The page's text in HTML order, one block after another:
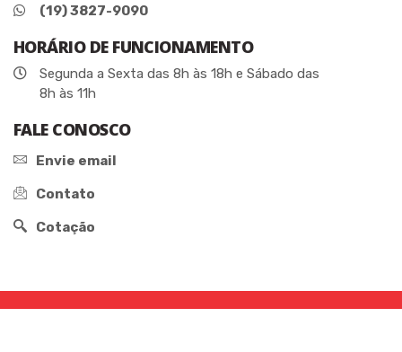
(19) 3827-9090
HORÁRIO DE FUNCIONAMENTO
Segunda a Sexta das 8h às 18h e Sábado das
8h às 11h
FALE CONOSCO
Envie email
Contato
Cotação